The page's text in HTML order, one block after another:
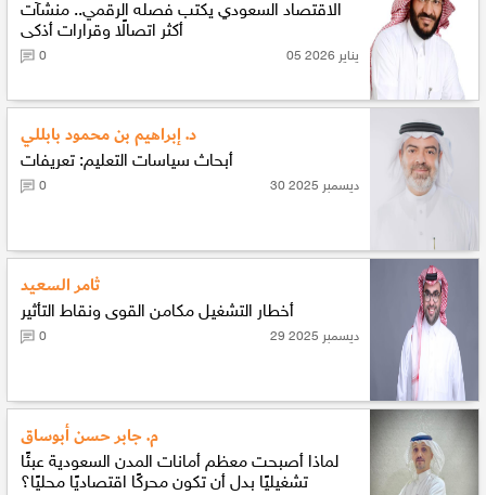
الاقتصاد السعودي يكتب فصله الرقمي.. منشآت
أكثر اتصالًا وقرارات أذكى
05 يناير 2026 0
د. إبراهيم بن محمود بابللي
أبحاث سياسات التعليم: تعريفات
30 ديسمبر 2025 0
ثامر السعيد
أخطار التشغيل مكامن القوى ونقاط التأثير
29 ديسمبر 2025 0
م. جابر حسن أبوساق
لماذا أصبحت معظم أمانات المدن السعودية عبئًا
تشغيليًا بدل أن تكون محركًا اقتصاديًا محليًا؟